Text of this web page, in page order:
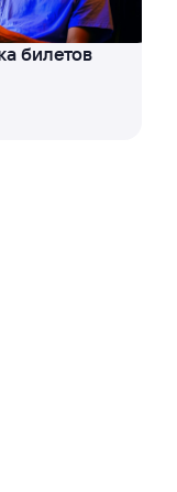
билетов